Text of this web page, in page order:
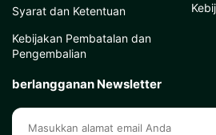
Syarat dan Ketentuan
Kebijakan Pembatalan dan
Pengembalian
berlangganan Newsletter